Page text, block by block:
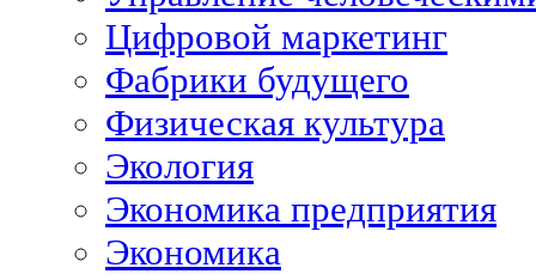
Цифровой маркетинг
Фабрики будущего
Физическая культура
Экология
Экономика предприятия
Экономика